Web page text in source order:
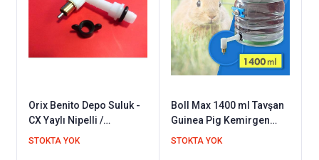
Orix Benito Depo Suluk -
CX Yaylı Nipelli /
Herhangi bir kaba monte
STOKTA YOK
Boll Max 1400 ml Tavşan
Guinea Pig Kemirgen
Suluğu
STOKTA YOK